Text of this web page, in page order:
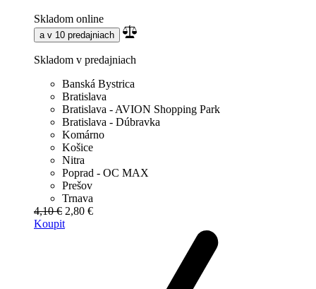
Skladom online
a v 10 predajniach
Skladom v predajniach
Banská Bystrica
Bratislava
Bratislava - AVION Shopping Park
Bratislava - Dúbravka
Komárno
Košice
Nitra
Poprad - OC MAX
Prešov
Trnava
4,10 € 2,80 €
Koupit